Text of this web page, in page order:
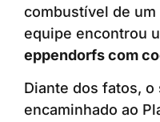
combustível de um
equipe encontrou
eppendorfs com
Diante dos fatos,
encaminhado ao